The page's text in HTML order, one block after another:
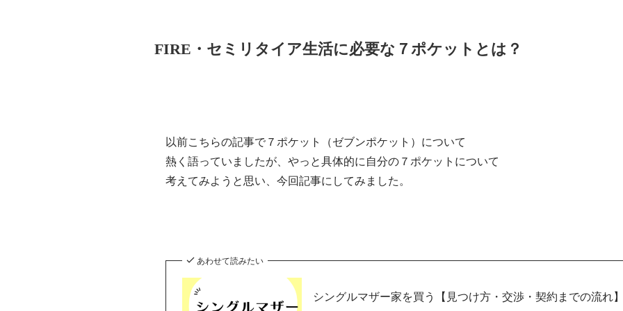
FIRE・セミリタイア生活に必要な７ポケットとは？
以前こちらの記事で７ポケット（ゼブンポケット）について
熱く語っていましたが、やっと具体的に自分の７ポケットについて
考えてみようと思い、今回記事にしてみました。
あわせて読みたい
シングルマザー家を買う【見つけ方・交渉・契約までの流れ